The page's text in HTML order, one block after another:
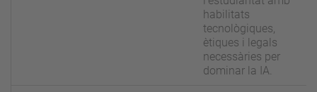
habilitats
tecnològiques,
ètiques i legals
necessàries per
dominar la IA.